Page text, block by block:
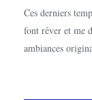
Ces derniers
font rêver et me
ambiances